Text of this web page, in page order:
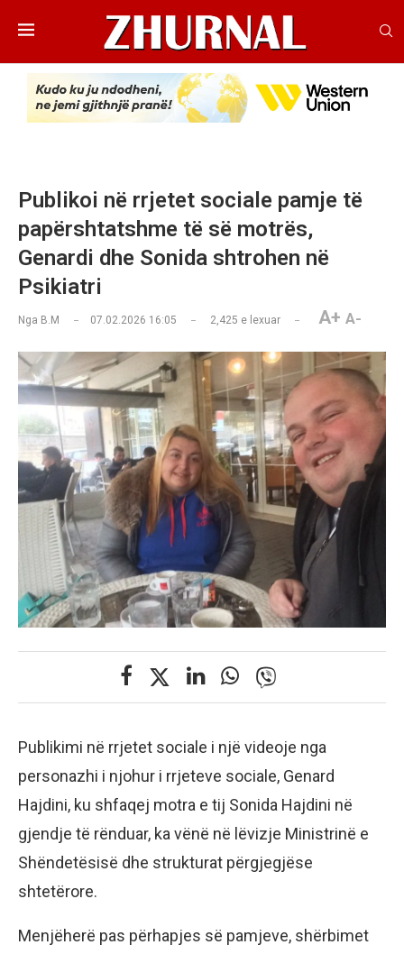
Publikoi në rrjetet sociale pamje të
papërshtatshme të së motrës,
Genardi dhe Sonida shtrohen në
Psikiatri
Nga B.M 07.02.2026 16:05 2,425 e lexuar A+ A-
Publikimi në rrjetet sociale i një videoje nga
personazhi i njohur i rrjeteve sociale, Genard
Hajdini, ku shfaqej motra e tij Sonida Hajdini në
gjendje të rënduar, ka vënë në lëvizje Ministrinë e
Shëndetësisë dhe strukturat përgjegjëse
shtetërore.
Menjëherë pas përhapjes së pamjeve, shërbimet